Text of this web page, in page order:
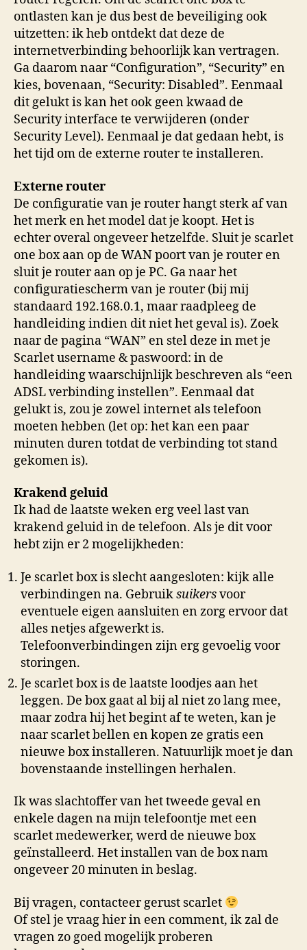
ontlasten kan je dus best de beveiliging ook
uitzetten: ik heb ontdekt dat deze de
internetverbinding behoorlijk kan vertragen.
Ga daarom naar “Configuration”, “Security” en
kies, bovenaan, “Security: Disabled”. Eenmaal
dit gelukt is kan het ook geen kwaad de
Security interface te verwijderen (onder
Security Level). Eenmaal je dat gedaan hebt, is
het tijd om de externe router te installeren.
Externe router
De configuratie van je router hangt sterk af van
het merk en het model dat je koopt. Het is
echter overal ongeveer hetzelfde. Sluit je scarlet
one box aan op de WAN poort van je router en
sluit je router aan op je PC. Ga naar het
configuratiescherm van je router (bij mij
standaard 192.168.0.1, maar raadpleeg de
handleiding indien dit niet het geval is). Zoek
naar de pagina “WAN” en stel deze in met je
Scarlet username & paswoord: in de
handleiding waarschijnlijk beschreven als “een
ADSL verbinding instellen”. Eenmaal dat
gelukt is, zou je zowel internet als telefoon
moeten hebben (let op: het kan een paar
minuten duren totdat de verbinding tot stand
gekomen is).
Krakend geluid
Ik had de laatste weken erg veel last van
krakend geluid in de telefoon. Als je dit voor
hebt zijn er 2 mogelijkheden:
Je scarlet box is slecht aangesloten: kijk alle
verbindingen na. Gebruiksuikersvoor
eventuele eigen aansluiten en zorg ervoor dat
alles netjes afgewerkt is.
Telefoonverbindingen zijn erg gevoelig voor
storingen.
Je scarlet box is de laatste loodjes aan het
leggen. De box gaat al bij al niet zo lang mee,
maar zodra hij het begint af te weten, kan je
naar scarlet bellen en kopen ze gratis een
nieuwe box installeren. Natuurlijk moet je dan
bovenstaande instellingen herhalen.
Ik was slachtoffer van het tweede geval en
enkele dagen na mijn telefoontje met een
scarlet medewerker, werd de nieuwe box
geïnstalleerd. Het installen van de box nam
ongeveer 20 minuten in beslag.
Bij vragen, contacteer gerust scarlet
Of stel je vraag hier in een comment, ik zal de
vragen zo goed mogelijk proberen